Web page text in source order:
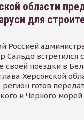
области
для
Россией
Сальдо встретился
своей поездки в
Херсонской
готов
и Черного морей